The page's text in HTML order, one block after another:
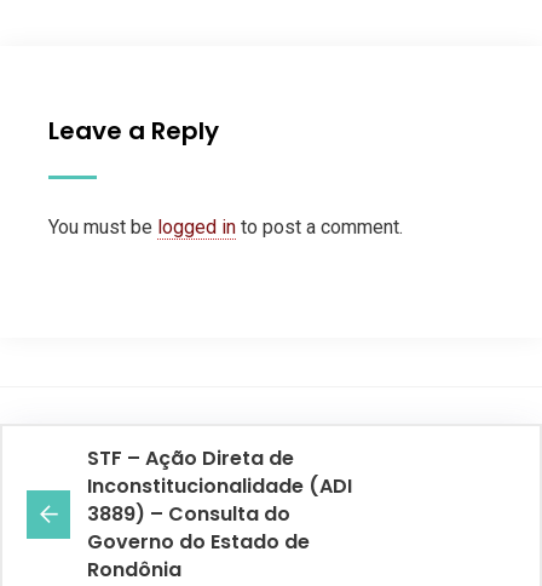
Leave a Reply
You must be logged in to post a comment.
STF – Ação Direta de
Inconstitucionalidade (ADI
3889) – Consulta do
Governo do Estado de
Rondônia